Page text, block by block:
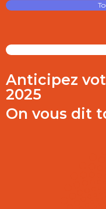
Anticipez
2025
On vous dit